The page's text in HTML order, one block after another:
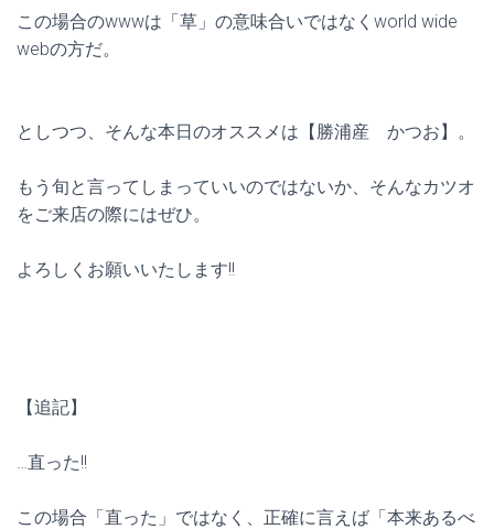
この場合のwwwは「草」の意味合いではなくworld wide
webの方だ。
としつつ、そんな本日のオススメは【勝浦産 かつお】。
もう旬と言ってしまっていいのではないか、そんなカツオ
をご来店の際にはぜひ。
よろしくお願いいたします!!
【追記】
…直った!!
この場合「直った」ではなく、正確に言えば「本来あるべ